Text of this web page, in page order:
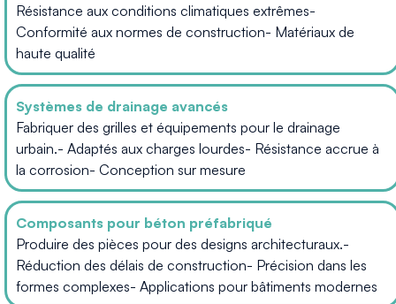
Résistance aux conditions climatiques extrêmes-
Conformité aux normes de construction- Matériaux de
haute qualité
Systèmes de drainage avancés
Fabriquer des grilles et équipements pour le drainage
urbain.- Adaptés aux charges lourdes- Résistance accrue à
la corrosion- Conception sur mesure
Composants pour béton préfabriqué
Produire des pièces pour des designs architecturaux.-
Réduction des délais de construction- Précision dans les
formes complexes- Applications pour bâtiments modernes